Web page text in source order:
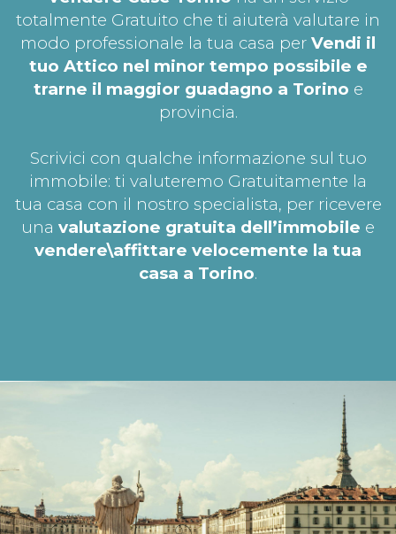
totalmente Gratuito che ti aiuterà valutare in
modo professionale la tua casa per Vendi il
tuo Attico nel minor tempo possibile e
trarne il maggior guadagno a Torino e
provincia.
Scrivici con qualche informazione sul tuo
immobile: ti valuteremo Gratuitamente la
tua casa con il nostro specialista, per ricevere
una valutazione gratuita dell’immobile e
vendere\affittare velocemente la tua
casa a Torino.